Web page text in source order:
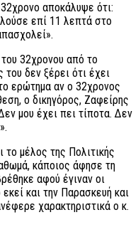
αποκάλυψε ότι:
επί 11 λεπτά στο
32χρονου από το
δεν ξέρει ότι έχει
ερώτημα αν ο 32χρονος
ο δικηγόρος, Ζαφείρης
μου έχει πει τίποτα. Δεν
μέλος της Πολιτικής
κάποιος άφησε τη
αφού έγιναν οι
και την Παρασκευή και
χαρακτηριστικά ο κ.